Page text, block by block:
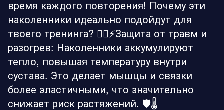
время каждого повторения! Почему эти
наколенники идеально подойдут для
твоего тренинга? 🏋️‍♂️⚡Защита от травм и
разогрев: Наколенники аккумулируют
тепло, повышая температуру внутри
сустава. Это делает мышцы и связки
более эластичными, что значительно
снижает риск растяжений. 🛡️🌡